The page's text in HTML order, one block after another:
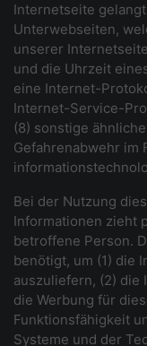
Internetseite
Unterwebseiten,
unserer
und die Uhrzeit
eine Internet-
Internet-Service-
(8) sonstige
Gefahrenabwehr im
Bei der Nutzung
Informationen zieht
betroffene Person.
benötigt, um (1) die
auszuliefern, (2) die
die Werbung für
Funktionsfähigkeit
Systeme und der